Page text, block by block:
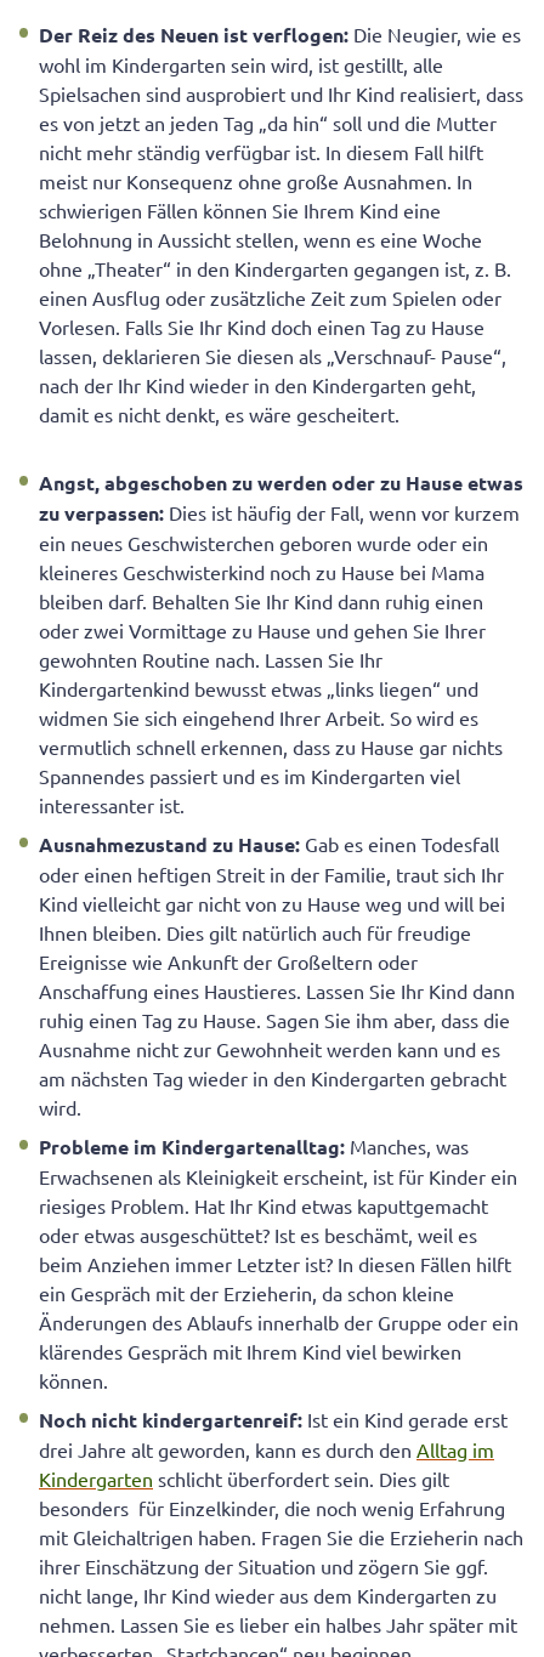
Der Reiz des Neuen ist verflogen: Die Neugier, wie es
wohl im Kindergarten sein wird, ist gestillt, alle
Spielsachen sind ausprobiert und Ihr Kind realisiert, dass
es von jetzt an jeden Tag „da hin“ soll und die Mutter
nicht mehr ständig verfügbar ist. In diesem Fall hilft
meist nur Konsequenz ohne große Ausnahmen. In
schwierigen Fällen können Sie Ihrem Kind eine
Belohnung in Aussicht stellen, wenn es eine Woche
ohne „Theater“ in den Kindergarten gegangen ist, z. B.
einen Ausflug oder zusätzliche Zeit zum Spielen oder
Vorlesen. Falls Sie Ihr Kind doch einen Tag zu Hause
lassen, deklarieren Sie diesen als „Verschnauf- Pause“,
nach der Ihr Kind wieder in den Kindergarten geht,
damit es nicht denkt, es wäre gescheitert.
Angst, abgeschoben zu werden oder zu Hause etwas
zu verpassen: Dies ist häufig der Fall, wenn vor kurzem
ein neues Geschwisterchen geboren wurde oder ein
kleineres Geschwisterkind noch zu Hause bei Mama
bleiben darf. Behalten Sie Ihr Kind dann ruhig einen
oder zwei Vormittage zu Hause und gehen Sie Ihrer
gewohnten Routine nach. Lassen Sie Ihr
Kindergartenkind bewusst etwas „links liegen“ und
widmen Sie sich eingehend Ihrer Arbeit. So wird es
vermutlich schnell erkennen, dass zu Hause gar nichts
Spannendes passiert und es im Kindergarten viel
interessanter ist.
Ausnahmezustand zu Hause: Gab es einen Todesfall
oder einen heftigen Streit in der Familie, traut sich Ihr
Kind vielleicht gar nicht von zu Hause weg und will bei
Ihnen bleiben. Dies gilt natürlich auch für freudige
Ereignisse wie Ankunft der Großeltern oder
Anschaffung eines Haustieres. Lassen Sie Ihr Kind dann
ruhig einen Tag zu Hause. Sagen Sie ihm aber, dass die
Ausnahme nicht zur Gewohnheit werden kann und es
am nächsten Tag wieder in den Kindergarten gebracht
wird.
Probleme im Kindergartenalltag: Manches, was
Erwachsenen als Kleinigkeit erscheint, ist für Kinder ein
riesiges Problem. Hat Ihr Kind etwas kaputtgemacht
oder etwas ausgeschüttet? Ist es beschämt, weil es
beim Anziehen immer Letzter ist? In diesen Fällen hilft
ein Gespräch mit der Erzieherin, da schon kleine
Änderungen des Ablaufs innerhalb der Gruppe oder ein
klärendes Gespräch mit Ihrem Kind viel bewirken
können.
Noch nicht kindergartenreif: Ist ein Kind gerade erst
drei Jahre alt geworden, kann es durch den Alltag im
Kindergarten schlicht überfordert sein. Dies gilt
besonders für Einzelkinder, die noch wenig Erfahrung
mit Gleichaltrigen haben. Fragen Sie die Erzieherin nach
ihrer Einschätzung der Situation und zögern Sie ggf.
nicht lange, Ihr Kind wieder aus dem Kindergarten zu
nehmen. Lassen Sie es lieber ein halbes Jahr später mit